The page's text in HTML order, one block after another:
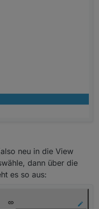
neu in die View
dann über die
es so aus: